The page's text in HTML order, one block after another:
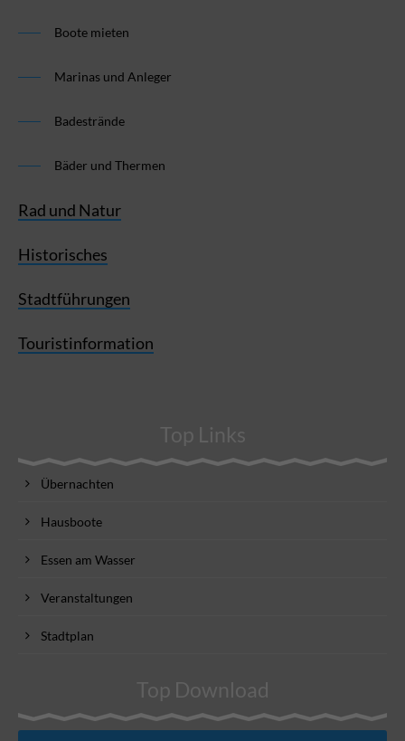
Boote mieten
Marinas und Anleger
Badestrände
Bäder und Thermen
Rad und Natur
Historisches
Stadtführungen
Touristinformation
Top Links
Übernachten
Hausboote
Essen am Wasser
Veranstaltungen
Stadtplan
Top Download